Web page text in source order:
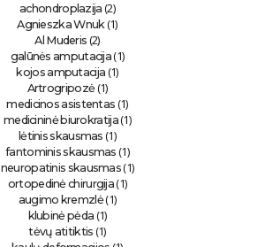
achondroplazija (2)
Agnieszka Wnuk(1)
Al Muderis (2)
galūnės amputacija (1)
kojos amputacija (1)
Artrogripozė(1)
medicinos asistentas (1)
medicininė biurokratija(1)
lėtinis skausmas (1)
fantominis skausmas (1)
neuropatinis skausmas (1)
ortopedinė chirurgija (1)
augimo kremzlė(1)
klubinė pėda (1)
tėvų atitiktis (1)